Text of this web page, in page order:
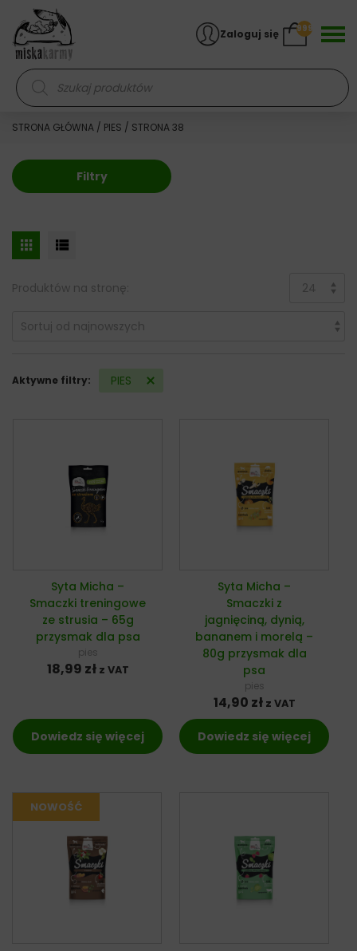
Skocz do treści
Wyszukiwarka produktów
Zaloguj się 999
STRONA GŁÓWNA / PIES / STRONA 38
Filtry
Produktów na stronę:
Aktywne filtry: PIES
Syta Micha –
Smaczki treningowe
ze strusia – 65g
przysmak dla psa
pies
18,99 zł z VAT
Dowiedz się więcej
Syta Micha –
Smaczki z
jagnięciną, dynią,
bananem i morelą –
80g przysmak dla
psa
pies
14,90 zł z VAT
Dowiedz się więcej